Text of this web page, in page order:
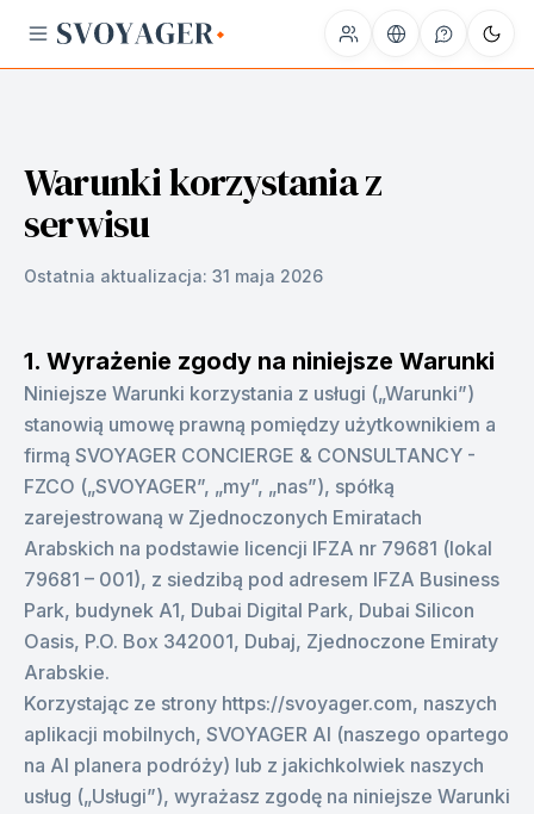
Warunki korzystania z
serwisu
Ostatnia aktualizacja: 31 maja 2026
1. Wyrażenie zgody na niniejsze Warunki
Niniejsze Warunki korzystania z usługi („Warunki”)
stanowią umowę prawną pomiędzy użytkownikiem a
firmą SVOYAGER CONCIERGE & CONSULTANCY -
FZCO („SVOYAGER”, „my”, „nas”), spółką
zarejestrowaną w Zjednoczonych Emiratach
Arabskich na podstawie licencji IFZA nr 79681 (lokal
79681 – 001), z siedzibą pod adresem IFZA Business
Park, budynek A1, Dubai Digital Park, Dubai Silicon
Oasis, P.O. Box 342001, Dubaj, Zjednoczone Emiraty
Arabskie.
Korzystając ze strony https://svoyager.com, naszych
aplikacji mobilnych, SVOYAGER AI (naszego opartego
na AI planera podróży) lub z jakichkolwiek naszych
usług („Usługi”), wyrażasz zgodę na niniejsze Warunki